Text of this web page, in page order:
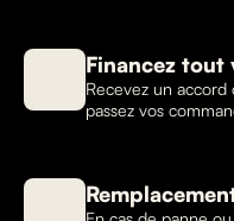
Financez
Recevez un
passez vos